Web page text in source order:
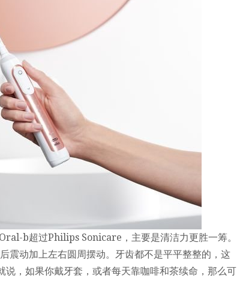
b超过Philips Sonicare，主要是清洁力更胜一筹。
震动加上左右圆周摆动。牙齿都不是平平整整的，这
，如果你戴牙套，或者每天靠咖啡和茶续命，那么可